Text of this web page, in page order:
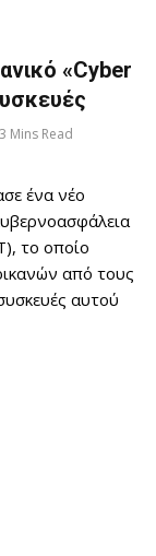
«Cyber
3 Mins Read
ένα νέο
το οποίο
από τους
αυτού